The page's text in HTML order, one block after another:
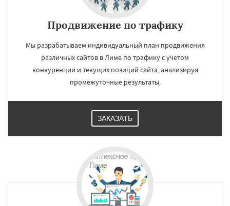
Продвижение по трафику
Мы разрабатываем индивидуальный план продвижения
различных сайтов в Лиме по трафику с учетом
конкуренции и текущих позиций сайта, анализируя
промежуточные результаты.
ЗАКАЗАТЬ